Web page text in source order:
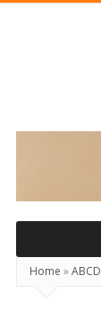
Home »ABCD